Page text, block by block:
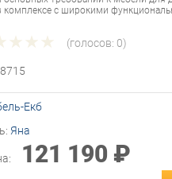
комплексе с широкими
(голосов: 0)
Екб
Яна
121 190 ₽